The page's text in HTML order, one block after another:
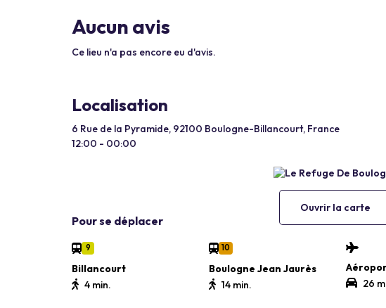
Aucun avis
Ce lieu n'a pas encore eu d'avis.
Localisation
6 Rue de la Pyramide, 92100 Boulogne-Billancourt, France
12:00 - 00:00
Ouvrir la carte
Pour se déplacer
9
Billancourt
4 min.
10
Boulogne Jean Jaurès
14 min.
26